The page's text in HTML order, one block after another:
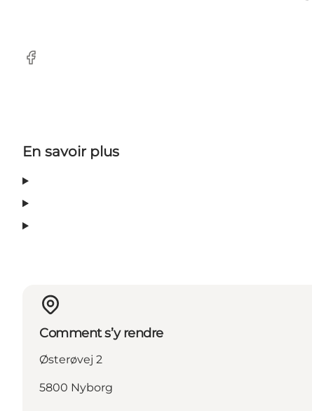
Facebook
En savoir plus
Comment s’y rendre
Østerøvej 2
5800 Nyborg